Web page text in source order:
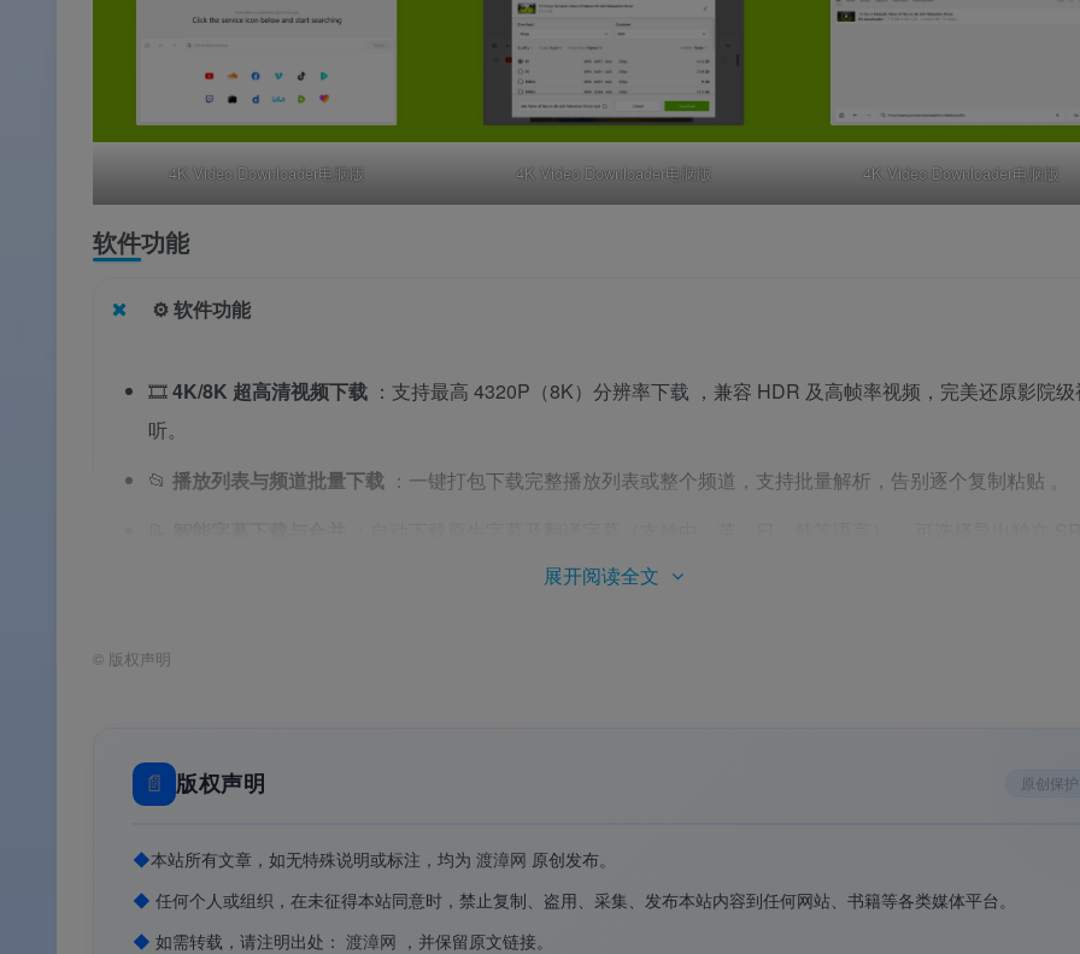
4K Video Downloader电脑版 4K Video Downloader电脑版 4K Video Downloader电脑版
软件功能
⚙️ 软件功能
🎞️4K/8K 超高清视频下载 ：支持最高 4320P（8K）分辨率下载 ，兼容 HDR 及高帧率视频，完美还原影院
听。
📂 播放列表与频道批量下载 ：一键打包下载完整播放列表或整个频道，支持批量解析，告别逐个复制粘贴 。
MKV、AVI 等常见视频格式
软件特色
✨ 软件特色
展开阅读全文
© 版权声明
📄 版权声明 原创保护
◆本站所有文章，如无特殊说明或标注，均为 渡漳网 原创发布。
◆ 任何个人或组织，在未征得本站同意时，禁止复制、盗用、采集、发布本站内容到任何网站、书籍等各类媒体平台。
◆ 如需转载，请注明出处： 渡漳网 ，并保留原文链接。